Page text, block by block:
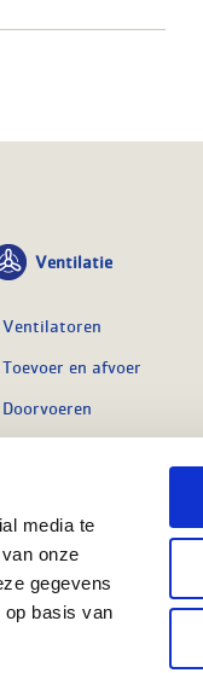
media te
onze
gegevens
basis van
Ventilatie
Ventilatoren
Toevoer en afvoer
Doorvoeren
Regelingen